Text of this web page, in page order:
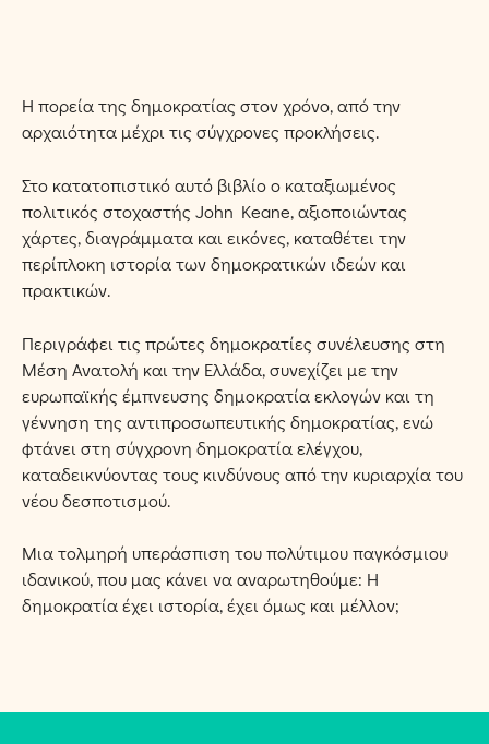
Η πορεία της δημοκρατίας στον χρόνο, από την
αρχαιότητα μέχρι τις σύγχρονες προκλήσεις.
Στο κατατοπιστικό αυτό βιβλίο ο καταξιωμένος
πολιτικός στοχαστής John Keane, αξιοποιώντας
χάρτες, διαγράμματα και εικόνες, καταθέτει την
περίπλοκη ιστορία των δημοκρατικών ιδεών και
πρακτικών.
Περιγράφει τις πρώτες δημοκρατίες συνέλευσης στη
Μέση Ανατολή και την Ελλάδα, συνεχίζει με την
ευρωπαϊκής έμπνευσης δημοκρατία εκλογών και τη
γέννηση της αντιπροσωπευτικής δημοκρατίας, ενώ
φτάνει στη σύγχρονη δημοκρατία ελέγχου,
καταδεικνύοντας τους κινδύνους από την κυριαρχία του
νέου δεσποτισμού.
Μια τολμηρή υπεράσπιση του πολύτιμου παγκόσμιου
ιδανικού, που μας κάνει να αναρωτηθούμε: Η
δημοκρατία έχει ιστορία, έχει όμως και μέλλον;